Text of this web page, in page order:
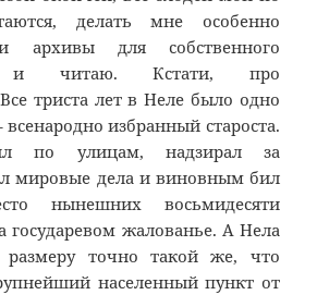
делать мне особенно
архивы для собственного
и читаю. Кстати, про
триста лет в Неле было одно
всенародно избранный староста.
по улицам, надзирал за
мировые дела и виновным бил
нынешних восьмидесяти
государевом жалованье. А Нела
точно такой же, что
населенный пункт от